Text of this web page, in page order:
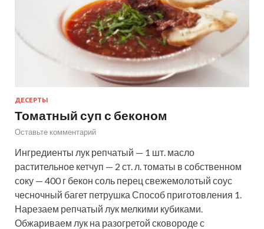
ДЕСЕРТЫ
Томатный суп с беконом
Оставьте комментарий
Ингредиенты лук репчатый — 1 шт. масло
растительное кетчуп — 2 ст. л. томаты в собственном
соку — 400 г бекон соль перец свежемолотый соус
чесночный багет петрушка Способ приготовления 1.
Нарезаем репчатый лук мелкими кубиками.
Обжариваем лук на разогретой сковороде с